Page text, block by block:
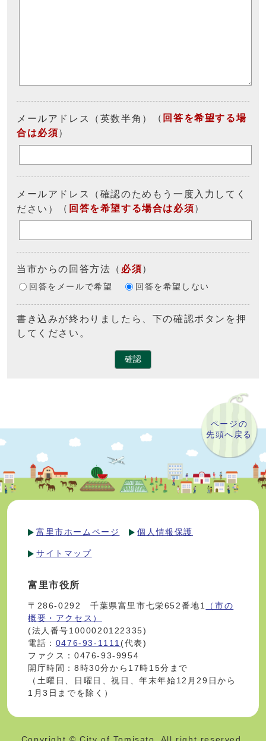
メールアドレス（英数半角） （ 回答を希望する場
合は必須）
メールアドレス（確認のためもう一度入力してく
ださい）
（ 回答を希望する場合は必須）
当市からの回答方法 （ 必須）
回答をメールで希望 回答を希望しない
書き込みが終わりましたら、下の確認ボタンを押
してください。
確認
ページの
先頭へ戻る
富里市ホームページ 個人情報保護
サイトマップ
富里市役所
〒286-0292 千葉県富里市七栄652番地1
（市の
概要・アクセス）
(法人番号1000020122335)
電話： 0476-93-1111(代表)
ファクス：0476-93-9954
開庁時間：8時30分から17時15分まで
（土曜日、日曜日、祝日、年末年始12月29日から
1月3日までを除く）